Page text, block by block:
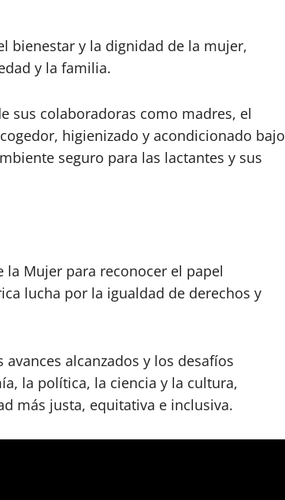
bienestar y la dignidad de la mujer,
y la familia.
sus colaboradoras como madres, el
higienizado y acondicionado bajo
seguro para las lactantes y sus
Mujer para reconocer el papel
lucha por la igualdad de derechos y
alcanzados y los desafíos
la política, la ciencia y la cultura,
más justa, equitativa e inclusiva.